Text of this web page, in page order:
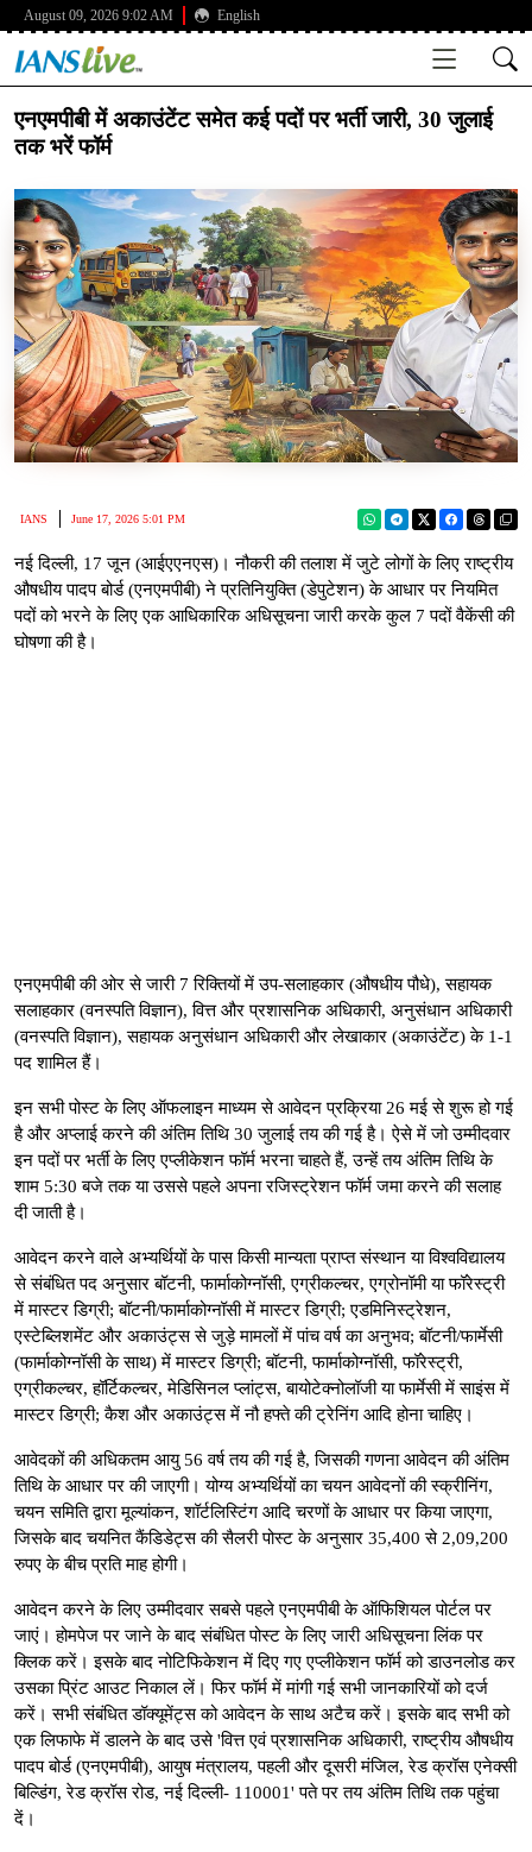
August 09, 2026 9:02 AM English
एनएमपीबी में अकाउंटेंट समेत कई पदों पर भर्ती जारी, 30 जुलाई
तक भरें फॉर्म
IANS June 17, 2026 5:01 PM
नई दिल्ली, 17 जून (आईएएनएस)। नौकरी की तलाश में जुटे लोगों के लिए राष्ट्रीय
औषधीय पादप बोर्ड (एनएमपीबी) ने प्रतिनियुक्ति (डेपुटेशन) के आधार पर नियमित
पदों को भरने के लिए एक आधिकारिक अधिसूचना जारी करके कुल 7 पदों वैकेंसी की
घोषणा की है।
एनएमपीबी की ओर से जारी 7 रिक्तियों में उप-सलाहकार (औषधीय पौधे), सहायक
सलाहकार (वनस्पति विज्ञान), वित्त और प्रशासनिक अधिकारी, अनुसंधान अधिकारी
(वनस्पति विज्ञान), सहायक अनुसंधान अधिकारी और लेखाकार (अकाउंटेंट) के 1-1
पद शामिल हैं।
इन सभी पोस्ट के लिए ऑफलाइन माध्यम से आवेदन प्रक्रिया 26 मई से शुरू हो गई
है और अप्लाई करने की अंतिम तिथि 30 जुलाई तय की गई है। ऐसे में जो उम्मीदवार
इन पदों पर भर्ती के लिए एप्लीकेशन फॉर्म भरना चाहते हैं, उन्हें तय अंतिम तिथि के
शाम 5:30 बजे तक या उससे पहले अपना रजिस्ट्रेशन फॉर्म जमा करने की सलाह
दी जाती है।
आवेदन करने वाले अभ्यर्थियों के पास किसी मान्यता प्राप्त संस्थान या विश्वविद्यालय
से संबंधित पद अनुसार बॉटनी, फार्माकोग्नॉसी, एग्रीकल्चर, एग्रोनॉमी या फॉरेस्ट्री
में मास्टर डिग्री; बॉटनी/फार्माकोग्नॉसी में मास्टर डिग्री; एडमिनिस्ट्रेशन,
एस्टेब्लिशमेंट और अकाउंट्स से जुड़े मामलों में पांच वर्ष का अनुभव; बॉटनी/फार्मेसी
(फार्माकोग्नॉसी के साथ) में मास्टर डिग्री; बॉटनी, फार्माकोग्नॉसी, फॉरेस्ट्री,
एग्रीकल्चर, हॉर्टिकल्चर, मेडिसिनल प्लांट्स, बायोटेक्नोलॉजी या फार्मेसी में साइंस में
मास्टर डिग्री; कैश और अकाउंट्स में नौ हफ्ते की ट्रेनिंग आदि होना चाहिए।
आवेदकों की अधिकतम आयु 56 वर्ष तय की गई है, जिसकी गणना आवेदन की अंतिम
तिथि के आधार पर की जाएगी। योग्य अभ्यर्थियों का चयन आवेदनों की स्क्रीनिंग,
चयन समिति द्वारा मूल्यांकन, शॉर्टलिस्टिंग आदि चरणों के आधार पर किया जाएगा,
जिसके बाद चयनित कैंडिडेट्स की सैलरी पोस्ट के अनुसार 35,400 से 2,09,200
रुपए के बीच प्रति माह होगी।
आवेदन करने के लिए उम्मीदवार सबसे पहले एनएमपीबी के ऑफिशियल पोर्टल पर
जाएं। होमपेज पर जाने के बाद संबंधित पोस्ट के लिए जारी अधिसूचना लिंक पर
क्लिक करें। इसके बाद नोटिफिकेशन में दिए गए एप्लीकेशन फॉर्म को डाउनलोड कर
उसका प्रिंट आउट निकाल लें। फिर फॉर्म में मांगी गई सभी जानकारियों को दर्ज
करें। सभी संबंधित डॉक्यूमेंट्स को आवेदन के साथ अटैच करें। इसके बाद सभी को
एक लिफाफे में डालने के बाद उसे 'वित्त एवं प्रशासनिक अधिकारी, राष्ट्रीय औषधीय
पादप बोर्ड (एनएमपीबी), आयुष मंत्रालय, पहली और दूसरी मंजिल, रेड क्रॉस एनेक्सी
बिल्डिंग, रेड क्रॉस रोड, नई दिल्ली- 110001' पते पर तय अंतिम तिथि तक पहुंचा
दें।